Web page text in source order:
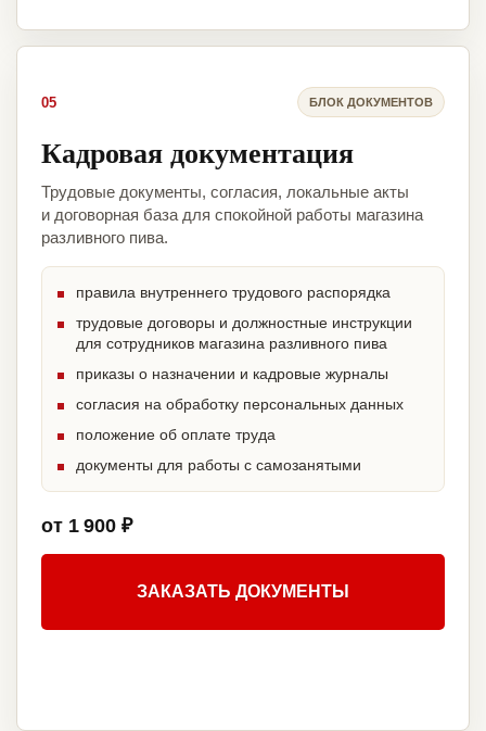
05 БЛОК ДОКУМЕНТОВ
Кадровая документация
Трудовые документы, согласия, локальные акты
и договорная база для спокойной работы магазина
разливного пива.
правила внутреннего трудового распорядка
трудовые договоры и должностные инструкции
для сотрудников магазина разливного пива
приказы о назначении и кадровые журналы
согласия на обработку персональных данных
положение об оплате труда
документы для работы с самозанятыми
от 1 900 ₽
ЗАКАЗАТЬ ДОКУМЕНТЫ